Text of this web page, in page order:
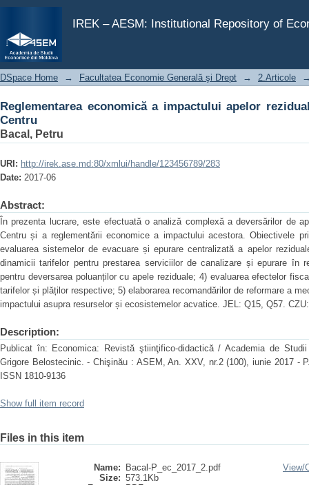
IREK – AESM: Institutional Repository of
Reglementarea economică a impactului apelor
DSpace Home → Facultatea Economie Generală şi Drept → 2.Articole
Reglementarea economică a impactului apelor
Centru
Bacal, Petru
URI: http://irek.ase.md:80/xmlui/handle/123456789/283
Date: 2017-06
Abstract:
În prezenta lucrare, este efectuată o analiză complexă a deversărilor de
Centru și a reglementării economice a impactului acestora. Obiectivele
evaluarea sistemelor de evacuare și epurare centralizată a apelor
dinamicii tarifelor pentru prestarea serviciilor de canalizare și epurare în
pentru deversarea poluanților cu apele reziduale; 4) evaluarea efectelor
tarifelor și plăților respective; 5) elaborarea recomandărilor de reformare a
impactului asupra resurselor și ecosistemelor acvatice. JEL: Q15, Q57.
Description:
Publicat în: Economica: Revistă ştiinţifico-didactică / Academia de
Grigore Belostecinic. - Chişinău : ASEM, An. XXV, nr.2 (100), iunie 2017 -
ISSN 1810-9136
Show full item record
Files in this item
Name:
Bacal-P_ec_2017_2.pdf
Size: 573.1Kb
View/